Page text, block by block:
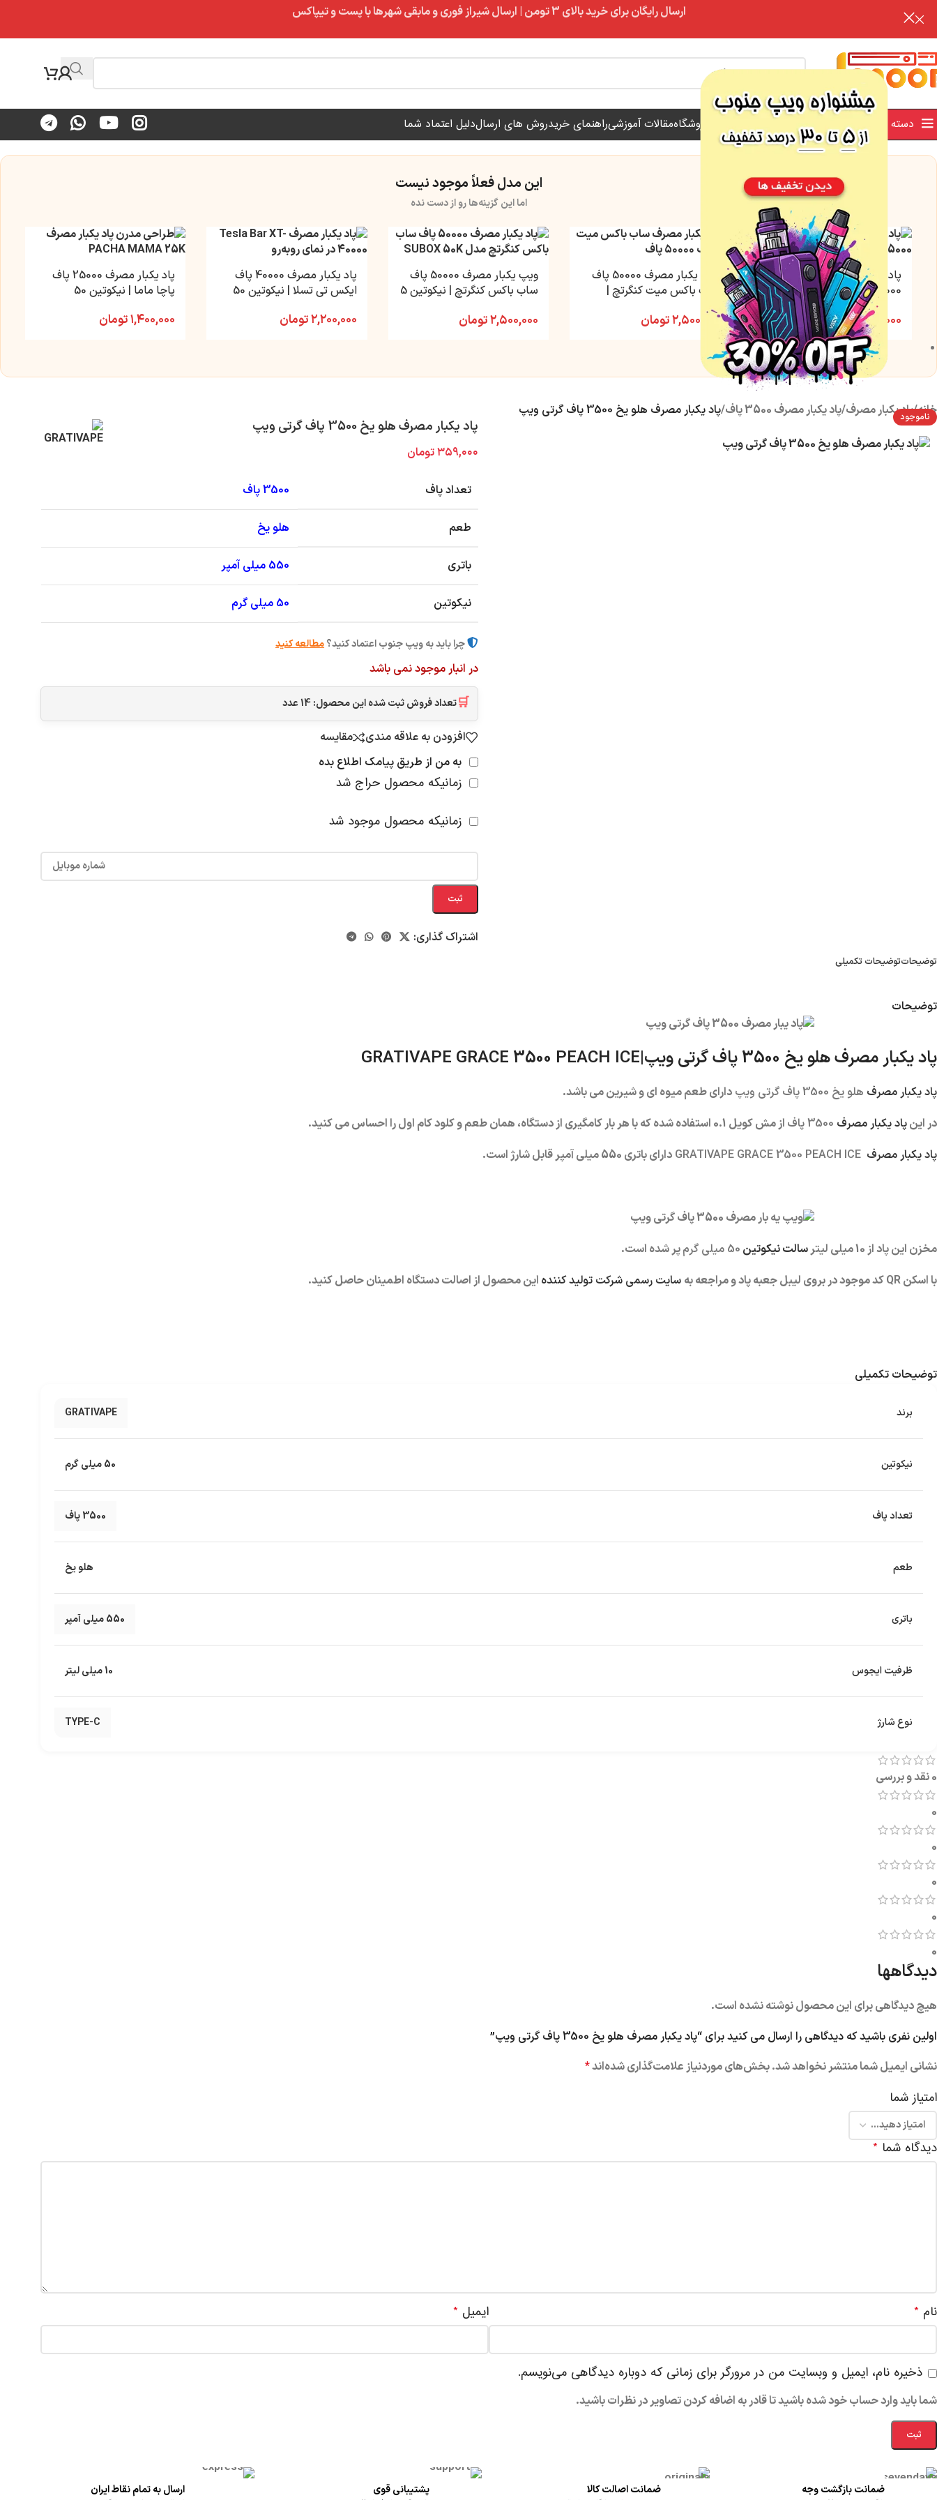
ارسال رایگان برای خرید بالای 3 تومن | ارسال شیراز فوری و مابقی شهرها با پست و تیپاکس
دسته بندی محصولات فروش ویژه
تخفیف
فروشگاهمقالات آموزشیراهنمای خریدروش های ارسالدلیل اعتماد شما
این مدل فعلاً موجود نیست
اما این گزینه‌ها رو از دست نده
پاد یکبار مصرف ایکس ریترنز
25000 پاف | نیکوتین 50 میلی
۱,۵۰۰,۰۰۰تومان
ویپ یکبار مصرف 50000 پاف
ساب باکس میت کنگرتچ |
نیکوتین 3.5 میلی گرم
۲,۵۰۰,۰۰۰تومان
ویپ یکبار مصرف 50000 پاف
ساب باکس کنگرتچ | نیکوتین 5
۲,۵۰۰,۰۰۰تومان
پاد یکبار مصرف 40000 پاف
ایکس تی تسلا | نیکوتین 50
۲,۲۰۰,۰۰۰تومان
پاد یکبار مصرف 25000 پاف
پاچا ماما | نیکوتین 50
۱,۴۰۰,۰۰۰تومان
خانه/پاد یکبار مصرف/پاد یکبار مصرف 3500 پاف /پاد یکبار مصرف هلو یخ 3500 پاف گرتی ویپ ناموجود پاد یکبار مصرف هلو یخ 3500 پاف گرتی ویپ
۳۵۹,۰۰۰تومان
تعداد پاف 3500 پاف
طعم هلو یخ
باتری 550 میلی آمپر
نیکوتین 50 میلی گرم
چرا باید به ویپ جنوب اعتماد کنید؟مطالعه کنید
در انبار موجود نمی باشد
🛒تعداد فروش ثبت شده این محصول:14عدد
افزودن به علاقه مندی
مقایسه
به من از طریق پیامک اطلاع بده
زمانیکه محصول حراج شد
زمانیکه محصول موجود شد
ثبت
اشتراک گذاری:
توضیحاتتوضیحات تکمیلی
توضیحات
پاد یکبار مصرف هلو یخ 3500 پاف گرتی ویپ| GRATIVAPE GRACE 3500 PEACH ICE
پاد یکبار مصرف هلو یخ 3500 پاف گرتی ویپ
دارای طعم میوه ای و شیرین می باشد.
در اینپاد یکبار مصرف
از مش کویل 0.1 استفاده شده که با هر بار کامگیری از دستگاه، همان طعم و کلود کام اول را احساس می کنید.
پاد یکبار مصرف
دارای باتری 550 میلی آمپر قابل شارژ است.
مخزن این پاد از 10 میلی لیتر سالت نیکوتین 50 میلی گرم
پر شده است.
با اسکن QR کد موجود در بروی لیبل جعبه پاد و مراجعه به
سایت رسمی شرکت تولید کننده این محصول از اصالت دستگاه اطمینان حاصل کنید.
توضیحات تکمیلی
برند GRATIVAPE
نیکوتین 50 میلی گرم
تعداد پاف 3500 پاف
طعم هلو یخ
باتری 550 میلی آمپر
ظرفیت ایجوس 10 میلی لیتر
نوع شارژ TYPE-C
0 نقد و بررسی
0
0
0
0
0
دیدگاهها
هیچ دیدگاهی برای این محصول نوشته نشده است.
اولین نفری باشید که دیدگاهی را ارسال می کنید برای “پاد یکبار مصرف هلو یخ 3500 پاف گرتی ویپ”
نشانی ایمیل شما منتشر نخواهد شد.بخش‌های موردنیاز علامت‌گذاری شده‌اند*
امتیاز شما
دیدگاه شما *
نام * ایمیل *
ذخیره نام، ایمیل و وبسایت من در مرورگر برای زمانی که دوباره دیدگاهی می‌نویسم.
شما باید وارد حساب خود شده باشید تا قادر به اضافه کردن تصاویر در نظرات باشید.
ضمانت بازگشت وجه ضمانت اصالت کالا پشتیبانی قوی ارسال به تمام نقاط ایران